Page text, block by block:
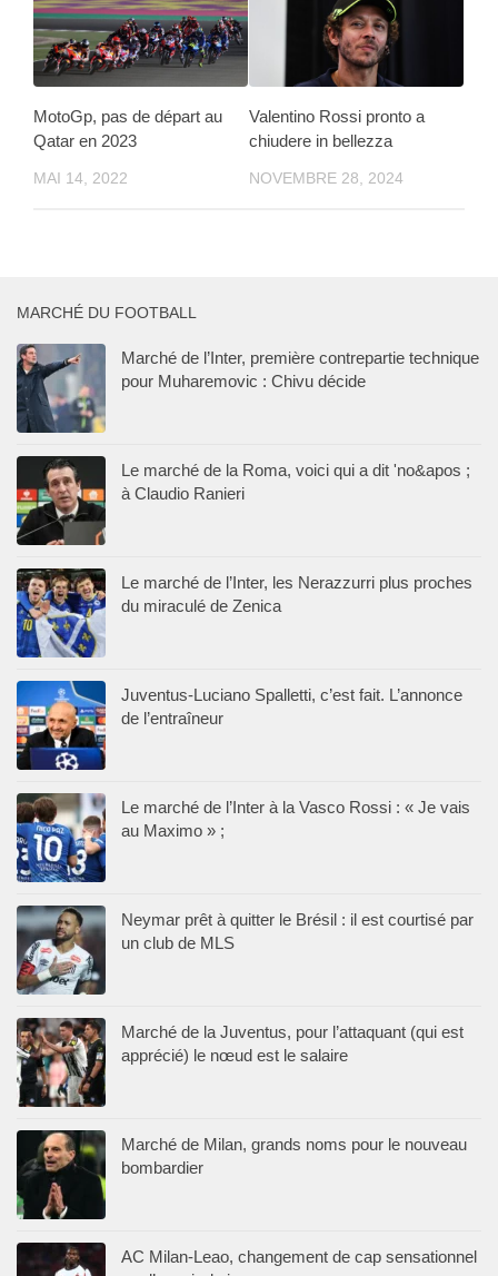
MotoGp, pas de départ au
Qatar en 2023
MAI 14, 2022
Valentino Rossi pronto a
chiudere in bellezza
NOVEMBRE 28, 2024
MARCHÉ DU FOOTBALL
Marché de l’Inter, première contrepartie technique
pour Muharemovic : Chivu décide
Le marché de la Roma, voici qui a dit 'no&apos ;
à Claudio Ranieri
Le marché de l’Inter, les Nerazzurri plus proches
du miraculé de Zenica
Juventus-Luciano Spalletti, c’est fait. L’annonce
de l’entraîneur
Le marché de l’Inter à la Vasco Rossi : « Je vais
au Maximo » ;
Neymar prêt à quitter le Brésil : il est courtisé par
un club de MLS
Marché de la Juventus, pour l’attaquant (qui est
apprécié) le nœud est le salaire
Marché de Milan, grands noms pour le nouveau
bombardier
AC Milan-Leao, changement de cap sensationnel